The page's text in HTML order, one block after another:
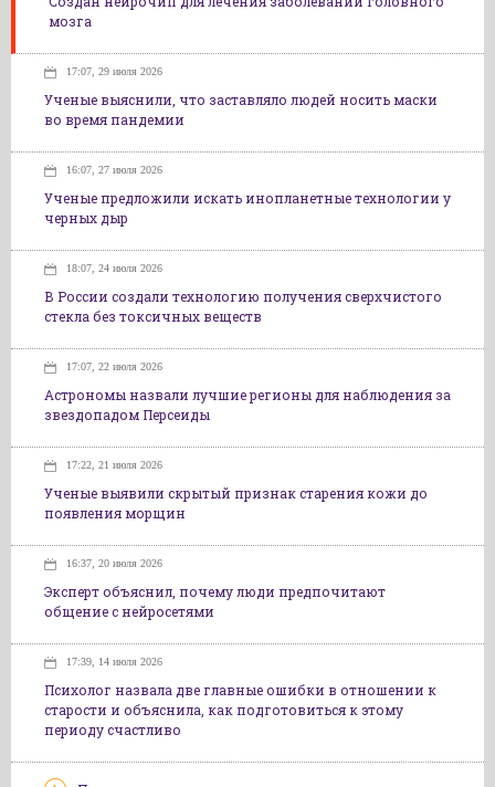
мозга
17:07, 29 июля 2026
Ученые выяснили, что заставляло людей носить маски
во время пандемии
16:07, 27 июля 2026
Ученые предложили искать инопланетные технологии у
черных дыр
18:07, 24 июля 2026
В России создали технологию получения сверхчистого
стекла без токсичных веществ
17:07, 22 июля 2026
Астрономы назвали лучшие регионы для наблюдения за
звездопадом Персеиды
17:22, 21 июля 2026
Ученые выявили скрытый признак старения кожи до
появления морщин
16:37, 20 июля 2026
Эксперт объяснил, почему люди предпочитают
общение с нейросетями
17:39, 14 июля 2026
Психолог назвала две главные ошибки в отношении к
старости и объяснила, как подготовиться к этому
периоду счастливо